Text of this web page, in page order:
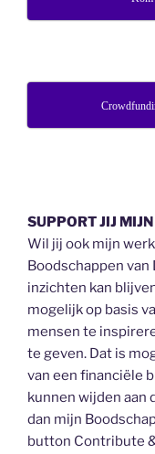
SUPPORT JIJ
Wil jij ook mijn
Boodschappen
inzichten kan
mogelijk op basis
mensen te
te geven. Dat is
van een financiële
kunnen wijden aan
dan mijn
button Contribute